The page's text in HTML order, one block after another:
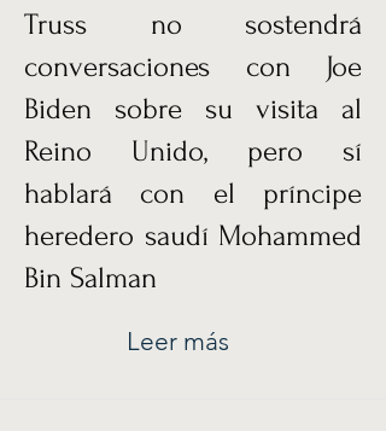
Truss no sostendrá
conversaciones con Joe
Biden sobre su visita al
Reino Unido, pero sí
hablará con el príncipe
heredero saudí Mohammed
Bin Salman
Leer más